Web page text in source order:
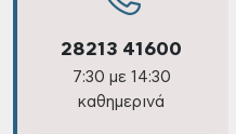
28213 41600
7:30 με 14:30
καθημερινά